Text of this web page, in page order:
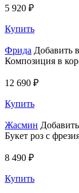
5 920 ₽
Купить
Фрида Добавить
Композиция в
12 690 ₽
Купить
Жасмин
Букет роз с
8 490 ₽
Купить